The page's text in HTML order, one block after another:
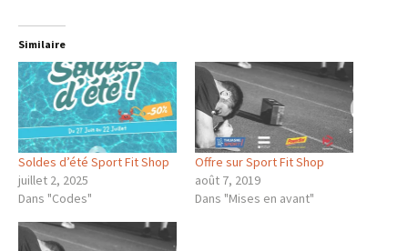
Similaire
Soldes d’été Sport Fit Shop
juillet 2, 2025
Dans "Codes"
Offre sur Sport Fit Shop
août 7, 2019
Dans "Mises en avant"